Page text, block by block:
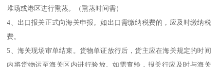
堆场或港区进行熏蒸。（熏蒸时间需）
4、出口报关正式向海关申报。如出口需缴纳税费的，应及时缴纳税
费。
5、海关现场审单结束。货物单证放行后，货主应在海关规定的时间
内将货物运至海关区内进行验放。如需查验，报关行应及时与海关